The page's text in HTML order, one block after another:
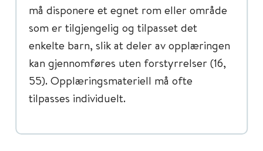
må disponere et egnet rom eller område
som er tilgjengelig og tilpasset det
enkelte barn, slik at deler av opplæringen
kan gjennomføres uten forstyrrelser (16,
55). Opplæringsmateriell må ofte
tilpasses individuelt.